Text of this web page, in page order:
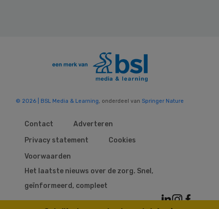
© 2026 | BSL Media & Learning, onderdeel van Springer Nature
Contact
Adverteren
Privacy statement
Cookies
Voorwaarden
Het laatste nieuws over de zorg. Snel,
geïnformeerd, compleet